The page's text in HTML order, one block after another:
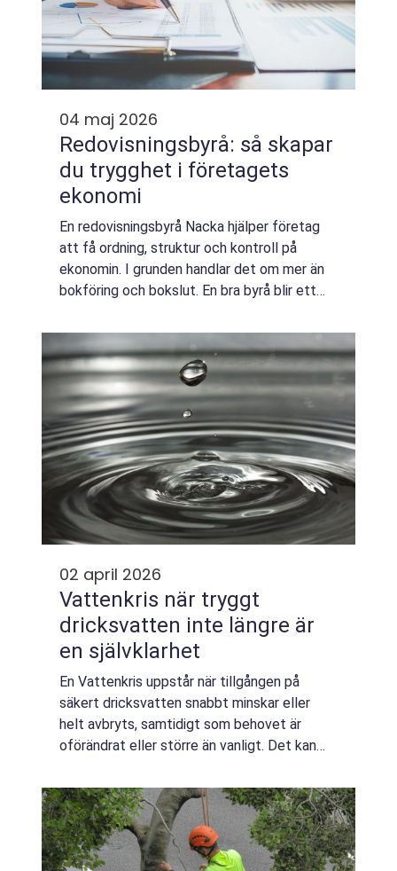
04 maj 2026
Redovisningsbyrå: så skapar
du trygghet i företagets
ekonomi
En redovisningsbyrå Nacka hjälper företag
att få ordning, struktur och kontroll på
ekonomin. I grunden handlar det om mer än
bokföring och bokslut. En bra byrå blir ett
02 april 2026
Vattenkris när tryggt
dricksvatten inte längre är
en självklarhet
En Vattenkris uppstår när tillgången på
säkert dricksvatten snabbt minskar eller
helt avbryts, samtidigt som behovet är
oförändrat eller större än vanligt. Det kan
huvudledning till omfattande föroreningar,
övers...